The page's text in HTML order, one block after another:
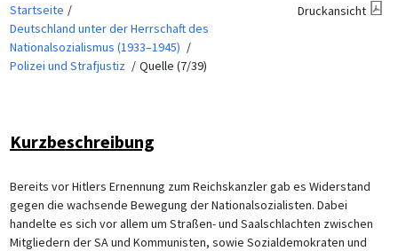
Startseite
Deutschland unter der Herrschaft des
Nationalsozialismus (1933–1945)
Polizei und Strafjustiz
Quelle (7/39)
Druckansicht
Kurzbeschreibung
Bereits vor Hitlers Ernennung zum Reichskanzler gab es Widerstand
gegen die wachsende Bewegung der Nationalsozialisten. Dabei
handelte es sich vor allem um Straßen- und Saalschlachten zwischen
Mitgliedern der SA und Kommunisten, sowie Sozialdemokraten und